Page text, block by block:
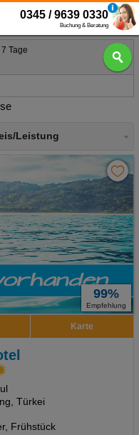
0345 / 9639 0330
Buchung & Beratung
Tage
Leistung
99%
Empfehlung
Karte
Türkei
Frühstück